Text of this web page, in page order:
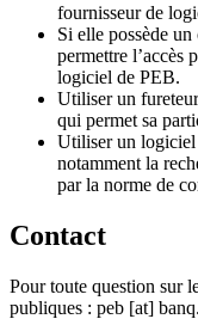
fournisseur de
Si elle possède
permettre l’accès
logiciel de PEB.
Utiliser un
qui permet sa
Utiliser un logiciel
notamment la
par la norme de
Contact
Pour toute question sur
publiques : peb [at]